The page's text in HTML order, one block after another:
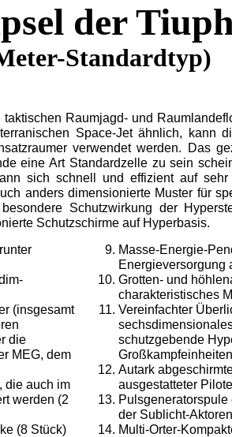
der
Standardtyp)
Raumjagd- und
Space-Jet ähnlich, kann
verwendet werden. Das
eine Art Standardzelle zu sein
sich schnell und effizient auf
anders dimensionierte Muster für
Schutzwirkung der
Schutzschirme auf Hyperbasis.
(insgesamt
die
MEG, dem
die auch im
werden (2
(8 Stück)
Masse-Energie-
Energieversorgung
Grotten- und
charakteristisches
Vereinfachter
schutzgebende
Autark
ausgestatteter
der Sublicht-Aktoren
Multi-Orter-